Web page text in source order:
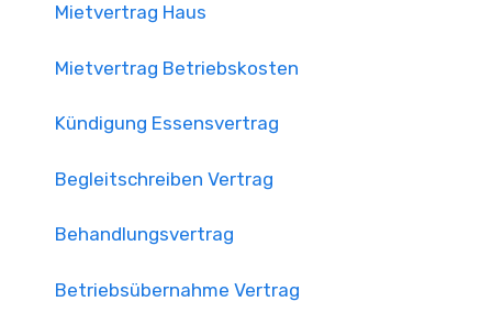
Mietvertrag Haus
Mietvertrag Betriebskosten
Kündigung Essensvertrag
Begleitschreiben Vertrag
Behandlungsvertrag
Betriebsübernahme Vertrag